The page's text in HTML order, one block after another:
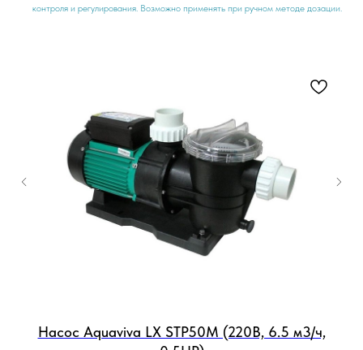
контроля и регулирования. Возможно применять при ручном методе дозации.
Насос Aquaviva LX STP50M (220В, 6.5 м3/ч,